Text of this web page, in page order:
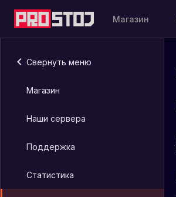
Магазин
Свернуть меню
Магазин
Наши сервера
Поддержка
Статистика